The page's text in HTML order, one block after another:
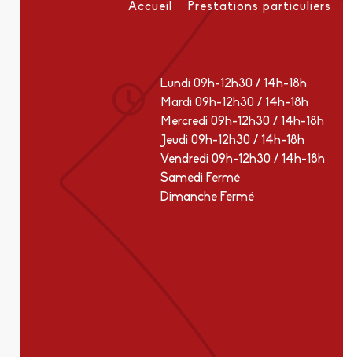
Accueil Prestations particuliers
Lundi 09h-12h30 / 14h-18h
Mardi 09h-12h30 / 14h-18h
Mercredi 09h-12h30 / 14h-18h
Jeudi 09h-12h30 / 14h-18h
Vendredi 09h-12h30 / 14h-18h
Samedi Fermé
Dimanche Fermé